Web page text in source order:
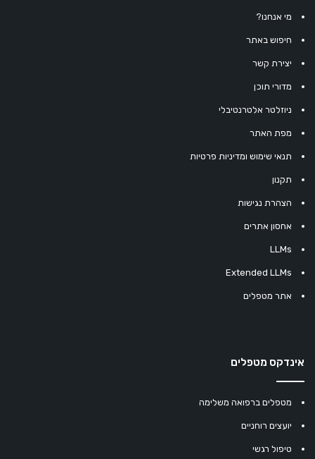
מי אנחנו?
חיפוש באתר
יצירת קשר
מדורי תוכן
ניוזלטר אלטרנטיבלי
מפת האתר
תנאי שימוש ומדיניות פרטיות
תקנון
הצהרת נגישות
אחסון אתרים
LLMs
Extended LLMs
אתר מטפלים
אינדקס מטפלים
מטפלים ברפואה משלימה
יועצים רוחניים
טיפול רגשי